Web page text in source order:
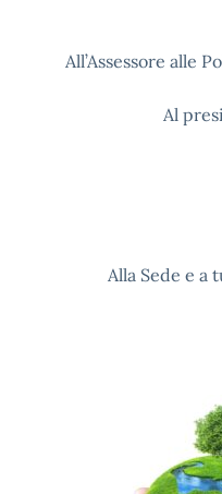
All’Assessore alle
Al
Alla Sede e a